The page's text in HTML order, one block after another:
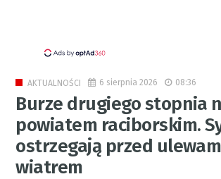
AKTUALNOŚCI 6 sierpnia 2026 08:36
Burze drugiego stopnia
powiatem raciborskim.
ostrzegają przed
wiatrem